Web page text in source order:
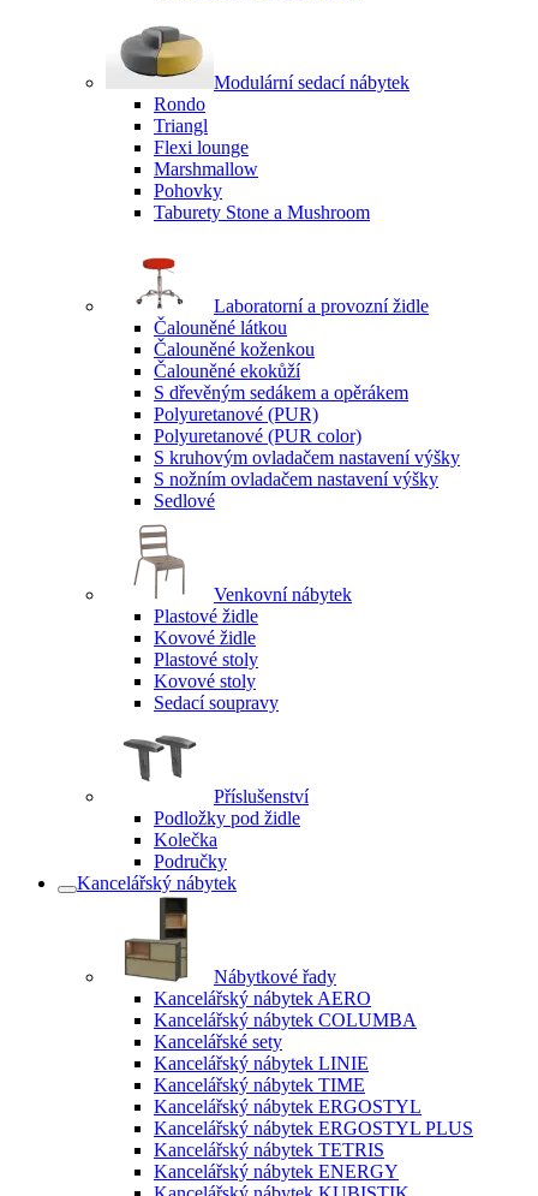
Modulární sedací nábytek
Rondo
Triangl
Flexi lounge
Marshmallow
Pohovky
Taburety Stone a Mushroom
Laboratorní a provozní židle
Čalouněné látkou
Čalouněné koženkou
Čalouněné ekokůží
S dřevěným sedákem a opěrákem
Polyuretanové (PUR)
Polyuretanové (PUR color)
S kruhovým ovladačem nastavení výšky
S nožním ovladačem nastavení výšky
Sedlové
Venkovní nábytek
Plastové židle
Kovové židle
Plastové stoly
Kovové stoly
Sedací soupravy
Příslušenství
Podložky pod židle
Kolečka
Područky
Kancelářský nábytek
Nábytkové řady
Kancelářský nábytek AERO
Kancelářský nábytek COLUMBA
Kancelářské sety
Kancelářský nábytek LINIE
Kancelářský nábytek TIME
Kancelářský nábytek ERGOSTYL
Kancelářský nábytek ERGOSTYL PLUS
Kancelářský nábytek TETRIS
Kancelářský nábytek ENERGY